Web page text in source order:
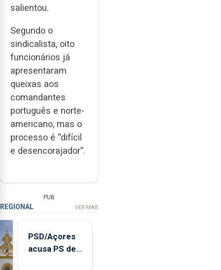
salientou.
Segundo o
sindicalista, oito
funcionários já
apresentaram
queixas aos
comandantes
português e norte-
americano, mas o
processo é “difícil
e desencorajador”.
PUB
REGIONAL VER MAIS
PSD/Açores
acusa PS de